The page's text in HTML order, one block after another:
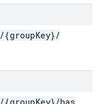
/{groupKey}/